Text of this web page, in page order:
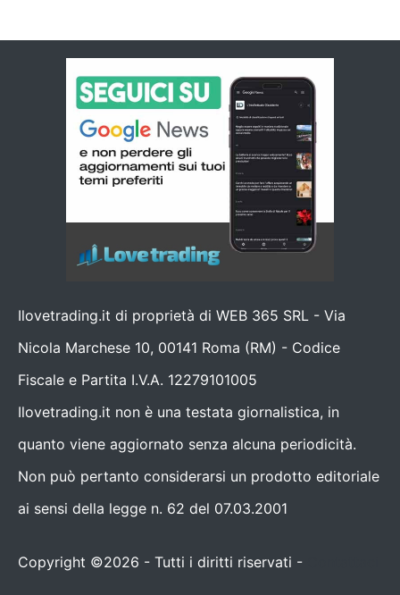
Ilovetrading.it di proprietà di WEB 365 SRL - Via
Nicola Marchese 10, 00141 Roma (RM) - Codice
Fiscale e Partita I.V.A. 12279101005
Ilovetrading.it non è una testata giornalistica, in
quanto viene aggiornato senza alcuna periodicità.
Non può pertanto considerarsi un prodotto editoriale
ai sensi della legge n. 62 del 07.03.2001
Copyright ©2026 - Tutti i diritti riservati -